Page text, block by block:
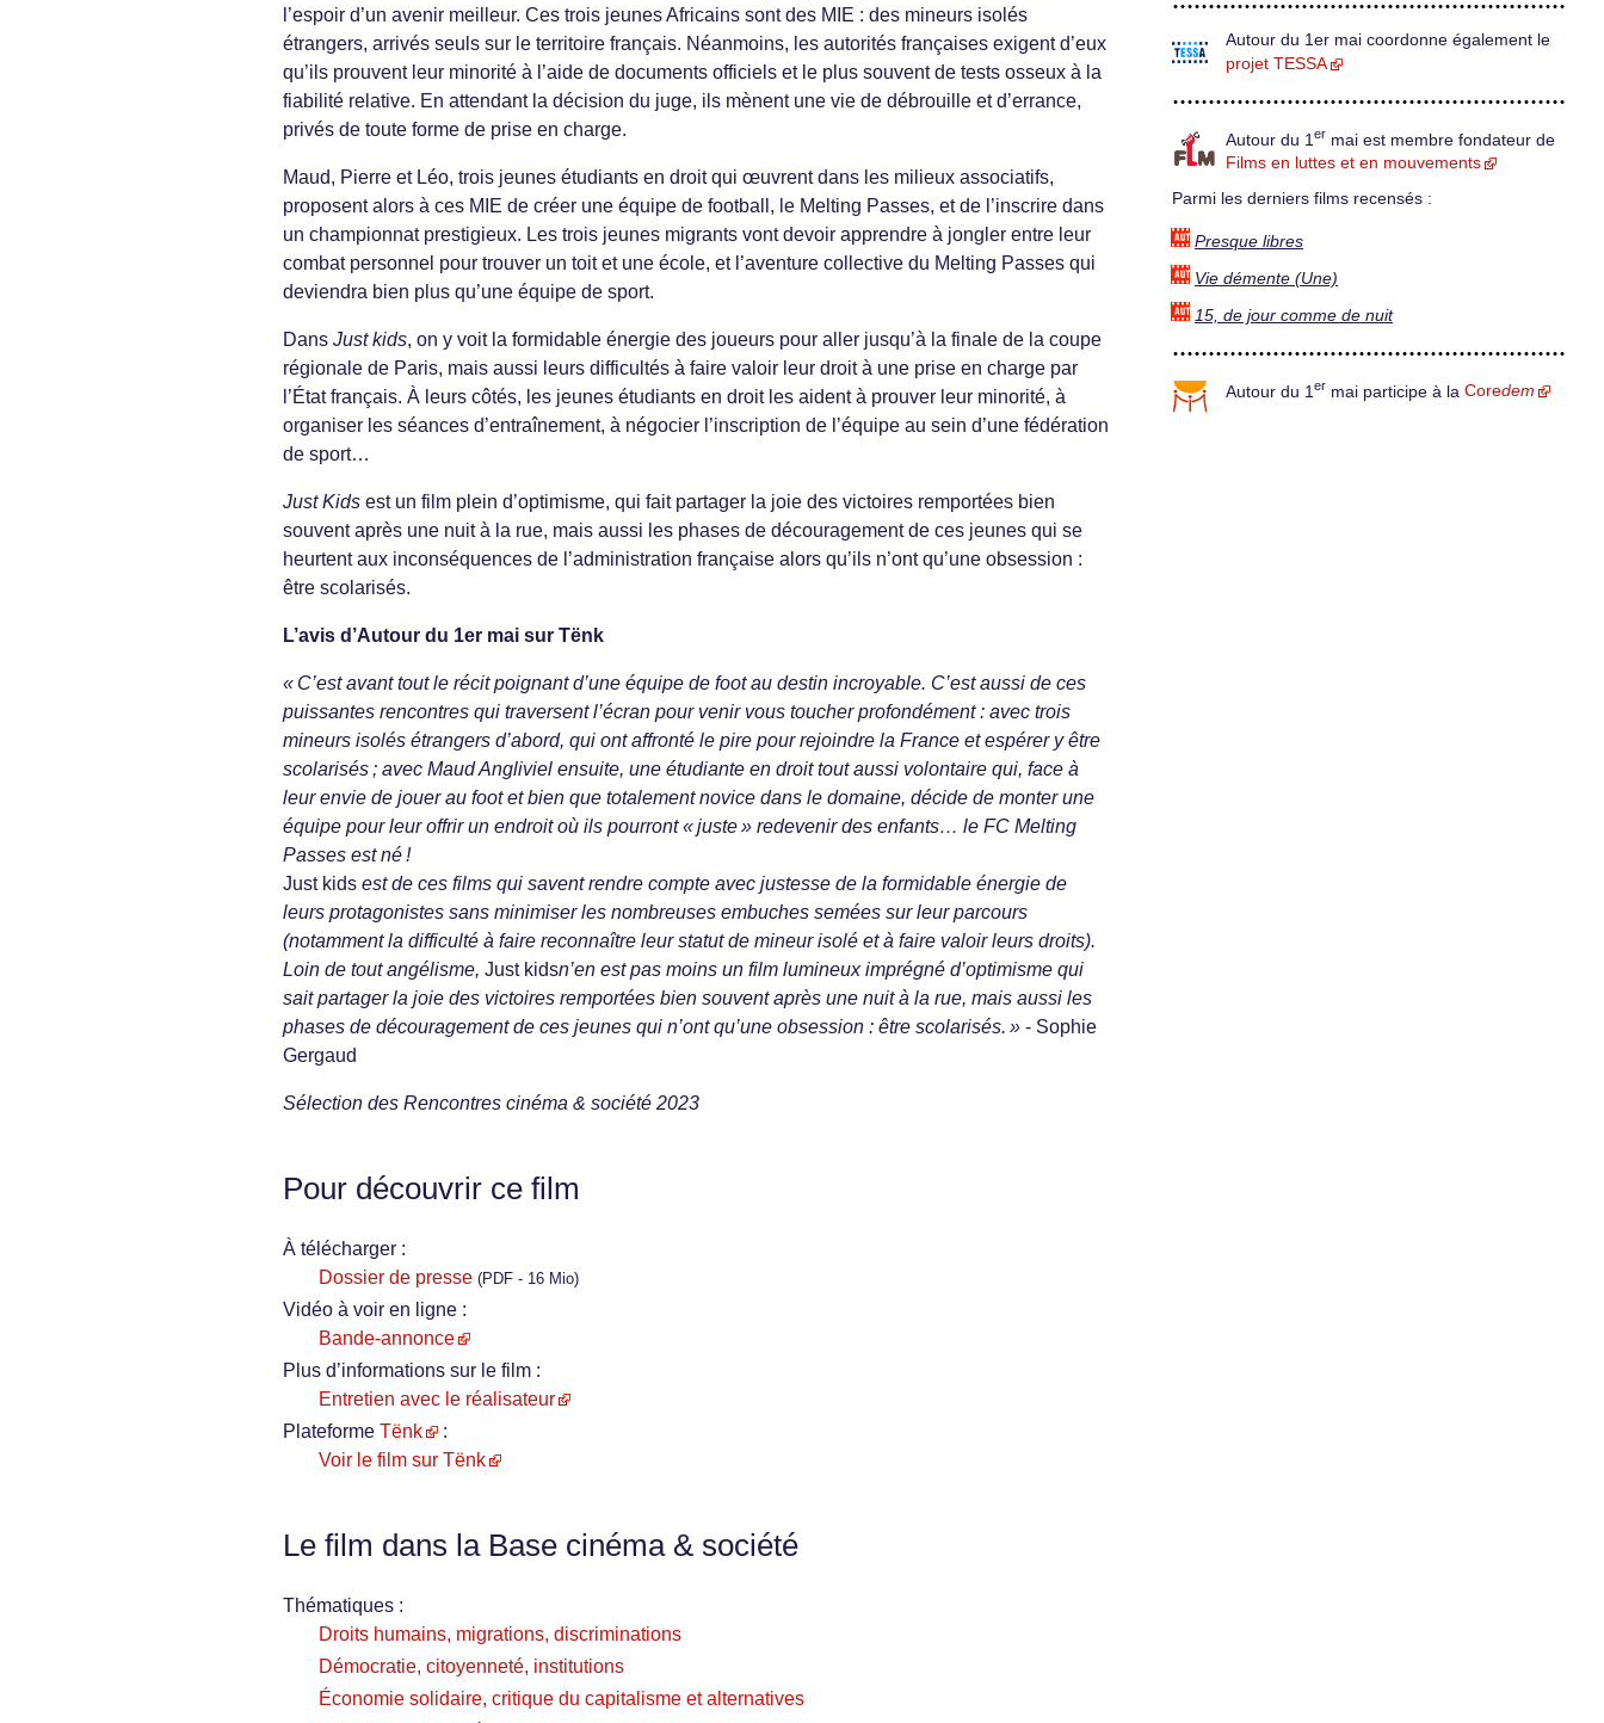
l’espoir d’un avenir meilleur. Ces trois jeunes Africains sont des MIE : des mineurs isolés
étrangers, arrivés seuls sur le territoire français. Néanmoins, les autorités françaises exigent d’eux
qu’ils prouvent leur minorité à l’aide de documents officiels et le plus souvent de tests osseux à la
fiabilité relative. En attendant la décision du juge, ils mènent une vie de débrouille et d’errance,
privés de toute forme de prise en charge.
Maud, Pierre et Léo, trois jeunes étudiants en droit qui œuvrent dans les milieux associatifs,
proposent alors à ces MIE de créer une équipe de football, le Melting Passes, et de l’inscrire dans
un championnat prestigieux. Les trois jeunes migrants vont devoir apprendre à jongler entre leur
combat personnel pour trouver un toit et une école, et l’aventure collective du Melting Passes qui
deviendra bien plus qu’une équipe de sport.
Dans Just kids, on y voit la formidable énergie des joueurs pour aller jusqu’à la finale de la coupe
régionale de Paris, mais aussi leurs difficultés à faire valoir leur droit à une prise en charge par
l’État français. À leurs côtés, les jeunes étudiants en droit les aident à prouver leur minorité, à
organiser les séances d’entraînement, à négocier l’inscription de l’équipe au sein d’une fédération
de sport…
Just Kids est un film plein d’optimisme, qui fait partager la joie des victoires remportées bien
souvent après une nuit à la rue, mais aussi les phases de découragement de ces jeunes qui se
heurtent aux inconséquences de l’administration française alors qu’ils n’ont qu’une obsession :
être scolarisés.
L’avis d’Autour du 1er mai sur Tënk
« C’est avant tout le récit poignant d’une équipe de foot au destin incroyable. C’est aussi de ces
puissantes rencontres qui traversent l’écran pour venir vous toucher profondément : avec trois
mineurs isolés étrangers d’abord, qui ont affronté le pire pour rejoindre la France et espérer y être
scolarisés ; avec Maud Angliviel ensuite, une étudiante en droit tout aussi volontaire qui, face à
leur envie de jouer au foot et bien que totalement novice dans le domaine, décide de monter une
équipe pour leur offrir un endroit où ils pourront « juste » redevenir des enfants… le FC Melting
Passes est né !
Just kids est de ces films qui savent rendre compte avec justesse de la formidable énergie de
leurs protagonistes sans minimiser les nombreuses embuches semées sur leur parcours
(notamment la difficulté à faire reconnaître leur statut de mineur isolé et à faire valoir leurs droits).
Loin de tout angélisme, Just kidsn’en est pas moins un film lumineux imprégné d’optimisme qui
sait partager la joie des victoires remportées bien souvent après une nuit à la rue, mais aussi les
phases de découragement de ces jeunes qui n’ont qu’une obsession : être scolarisés. » - Sophie
Gergaud
Sélection des Rencontres cinéma & société 2023
Pour découvrir ce film
À télécharger :
Dossier de presse (PDF - 16 Mio)
Vidéo à voir en ligne :
Bande-annonce
Plus d’informations sur le film :
Entretien avec le réalisateur
Plateforme Tënk
:
Voir le film sur Tënk
Le film dans la Base cinéma & société
Thématiques :
Droits humains, migrations, discriminations
Démocratie, citoyenneté, institutions
Économie solidaire, critique du capitalisme et alternatives
Autour du 1er mai coordonne également le
projet TESSA
Autour du 1 er mai est membre fondateur de
Films en luttes et en mouvements
Parmi les derniers films recensés :
Presque libres
Vie démente (Une)
15, de jour comme de nuit
Autour du 1 er mai participe à la Coredem